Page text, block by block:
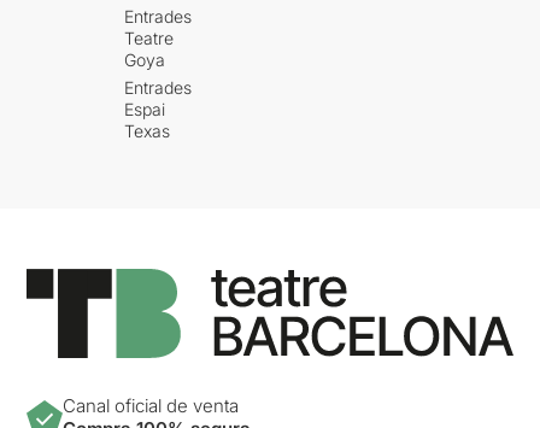
Entrades
Teatre
Goya
Entrades
Espai
Texas
Canal oficial de venta